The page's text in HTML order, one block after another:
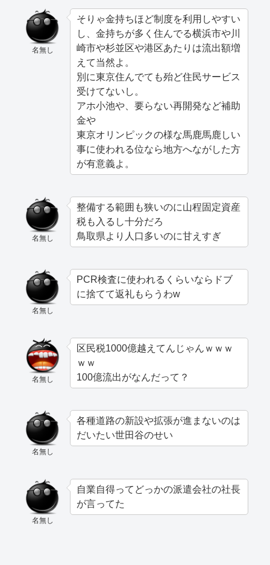
名無し
そりゃ金持ちほど制度を利用しやすい
し、金持ちが多く住んでる横浜市や川
崎市や杉並区や港区あたりは流出額増
えて当然よ。
別に東京住んでても殆ど住民サービス
受けてないし。
アホ小池や、要らない再開発など補助
金や
東京オリンピックの様な馬鹿馬鹿しい
事に使われる位なら地方へながした方
が有意義よ。
名無し
整備する範囲も狭いのに山程固定資産
税も入るし十分だろ
鳥取県より人口多いのに甘えすぎ
名無し
PCR検査に使われるくらいならドブ
に捨てて返礼もらうわw
名無し
区民税1000億越えてんじゃんｗｗｗ
ｗｗ
100億流出がなんだって？
名無し
各種道路の新設や拡張が進まないのは
だいたい世田谷のせい
名無し
自業自得ってどっかの派遣会社の社長
が言ってた